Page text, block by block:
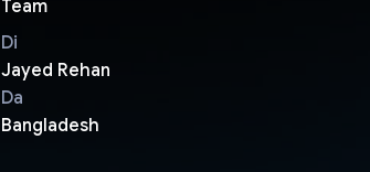
Team
Di
Jayed Rehan
Da
Bangladesh